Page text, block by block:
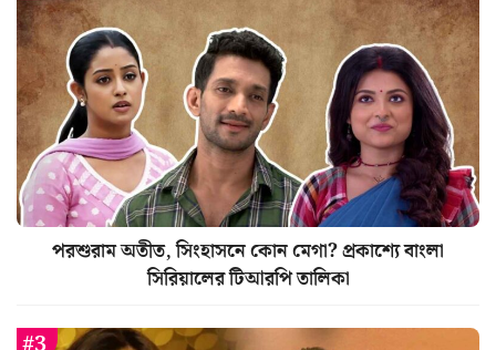
পরশুরাম অতীত, সিংহাসনে কোন মেগা? প্রকাশ্যে বাংলা
সিরিয়ালের টিআরপি তালিকা